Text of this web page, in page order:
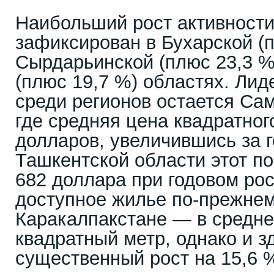
Наибольший рост
зафиксирован в Бухарской
Сырдарьинской (плюс 23,3
(плюс 19,7 %) областях.
среди регионов остается
где средняя цена
долларов, увеличившись за
Ташкентской области этот
682 доллара при годовом
доступное жилье по-
Каракалпакстане — в
квадратный метр, однако и
существенный рост на 15,6